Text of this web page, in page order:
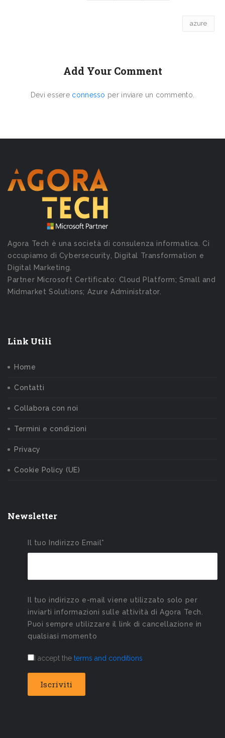
azure
Add Your Comment
Devi essere connesso per inviare un commento.
Agora Tech è una società di consulenza informatica. Ci
occupiamo di Cybersecurity, Digital Transformation e
Digital Marketing.
Partner Microsoft Certificato: Cloud Platform; Small and
Midmarket Solutions; Azure Administrator.
Link Utili
Home
Contatti
Collabora con noi
Termini e condizioni
Privacy
Cookie Policy (UE)
Newsletter
Il tuo Indirizzo Email*
Il tuo indirizzo e-mail viene utilizzato solo per
inviarti informazioni sulle attività di Agora Tech.
Puoi sempre utilizzare il link di cancellazione in
qualsiasi momento
I accept the terms and conditions